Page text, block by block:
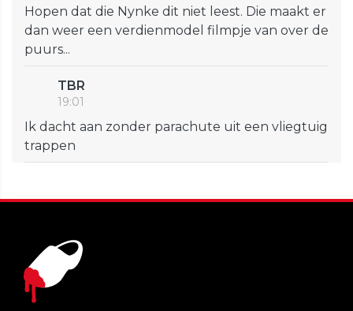
Hopen dat die Nynke dit niet leest. Die maakt er
dan weer een verdienmodel filmpje van over de
puurs...
TBR
19:01
Ik dacht aan zonder parachute uit een vliegtuig
trappen